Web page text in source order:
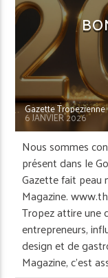
JOAILLIER
MUSIQUE
PLAGE
PORTRAIT
RESTAURANT
SAINTE-MAXIME
Gazette Tropezienne
6 JANVIER 2026
Nous sommes
présent dans le
Gazette fait peau
Magazine.
Tropez attire une
entrepreneurs,
design et de
Magazine, c’est